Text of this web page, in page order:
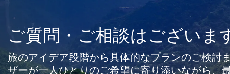
ご質問・ご相談はございま
旅のアイデア段階から具体的なプランのご検討
ザーが一人ひとりのご希望に寄り添いながら、